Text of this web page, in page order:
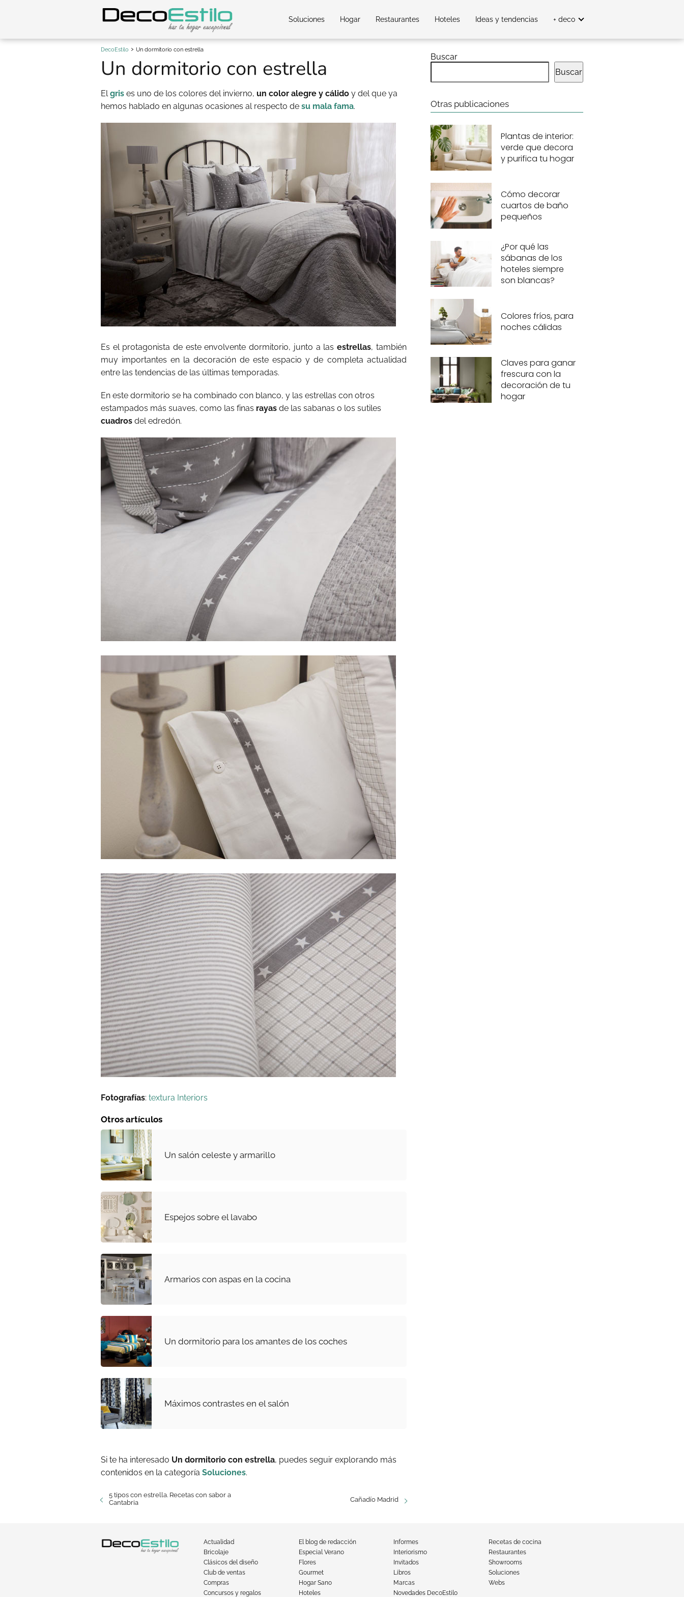
Soluciones Hogar Restaurantes Hoteles Ideas y tendencias + deco
DecoEstilo Un dormitorio con estrella
Un dormitorio con estrella
Elgris es uno de los colores del invierno, un color alegre y cálido y del que ya
hemos hablado en algunas ocasiones al respecto de su mala fama.
Es el protagonista de este envolvente dormitorio, junto a las estrellas, también
muy importantes en la decoración de este espacio y de completa actualidad
entre las tendencias de las últimas temporadas.
En este dormitorio se ha combinado con blanco, y las estrellas con otros
estampados más suaves, como las finas rayas de las sabanas o los sutiles
cuadros del edredón.
Fotografías: textura Interiors
Otros artículos
Un salón celeste y armarillo
Espejos sobre el lavabo
Armarios con aspas en la cocina
Un dormitorio para los amantes de los coches
Máximos contrastes en el salón
Si te ha interesado Un dormitorio con estrella, puedes seguir explorando más
contenidos en la categoría Soluciones.
5 tipos con estrella. Recetas con sabor a
Cantabria
Cañadío Madrid
Buscar
Buscar
Otras publicaciones
Plantas de interior:
verde que decora
y purifica tu hogar
Cómo decorar
cuartos de baño
pequeños
¿Por qué las
sábanas de los
hoteles siempre
son blancas?
Colores fríos, para
noches cálidas
Claves para ganar
frescura con la
decoración de tu
hogar
Actualidad
Bricolaje
Clásicos del diseño
Club de ventas
Compras
Concursos y regalos
El blog de redacción
Especial Verano
Flores
Gourmet
Hogar Sano
Hoteles
Informes
Interiorismo
Invitados
Libros
Marcas
Novedades DecoEstilo
Recetas de cocina
Restaurantes
Showrooms
Soluciones
Webs